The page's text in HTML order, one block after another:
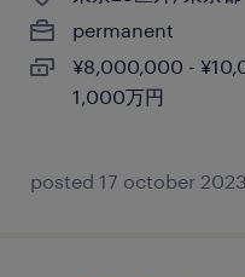
permanent
¥8,000,000 -
1,000万円
posted 17 october 2023